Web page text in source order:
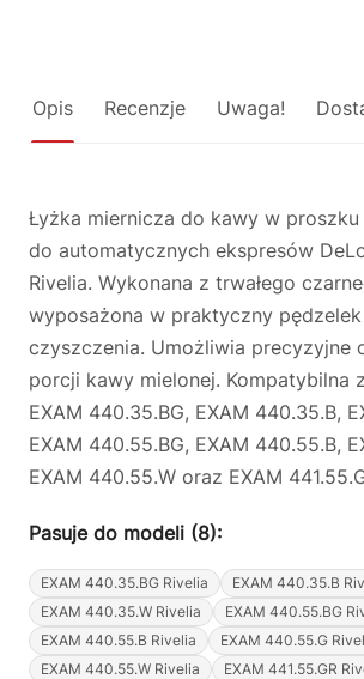
Opis Recenzje Uwaga!
Łyżka miernicza do kawy w
do automatycznych ekspresów
Rivelia. Wykonana z trwałego
wyposażona w praktyczny
czyszczenia. Umożliwia precyzyjne
porcji kawy mielonej. Kompatybilna
EXAM 440.35.BG, EXAM 440.35.B,
EXAM 440.55.BG, EXAM 440.55.B,
EXAM 440.55.W oraz EXAM
Pasuje do modeli (8):
EXAM 440.35.BG Rivelia
EXAM 440.35.B
EXAM 440.35.W Rivelia
EXAM 440.55.BG
EXAM 440.55.B Rivelia
EXAM 440.55.G
EXAM 440.55.W Rivelia
EXAM 441.55.GR